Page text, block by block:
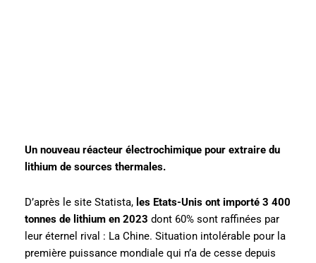
Un nouveau réacteur électrochimique pour extraire du
lithium de sources thermales.
D’après le site Statista, les Etats-Unis ont importé 3 400
tonnes de lithium en 2023 dont 60% sont raffinées par
leur éternel rival : La Chine. Situation intolérable pour la
première puissance mondiale qui n’a de cesse depuis